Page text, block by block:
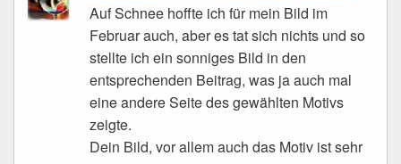
Auf Schnee hoffte ich für mein Bild im
Februar auch, aber es tat sich nichts und so
stellte ich ein sonniges Bild in den
entsprechenden Beitrag, was ja auch mal
eine andere Seite des gewählten Motivs
zeigte.
Dein Bild, vor allem auch das Motiv ist sehr